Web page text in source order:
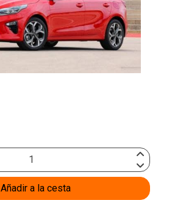
Añadir a la cesta